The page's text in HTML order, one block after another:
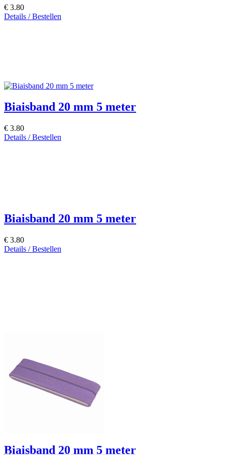
€ 3.80
Details / Bestellen
Biaisband 20 mm 5 meter
€ 3.80
Details / Bestellen
Biaisband 20 mm 5 meter
€ 3.80
Details / Bestellen
Biaisband 20 mm 5 meter